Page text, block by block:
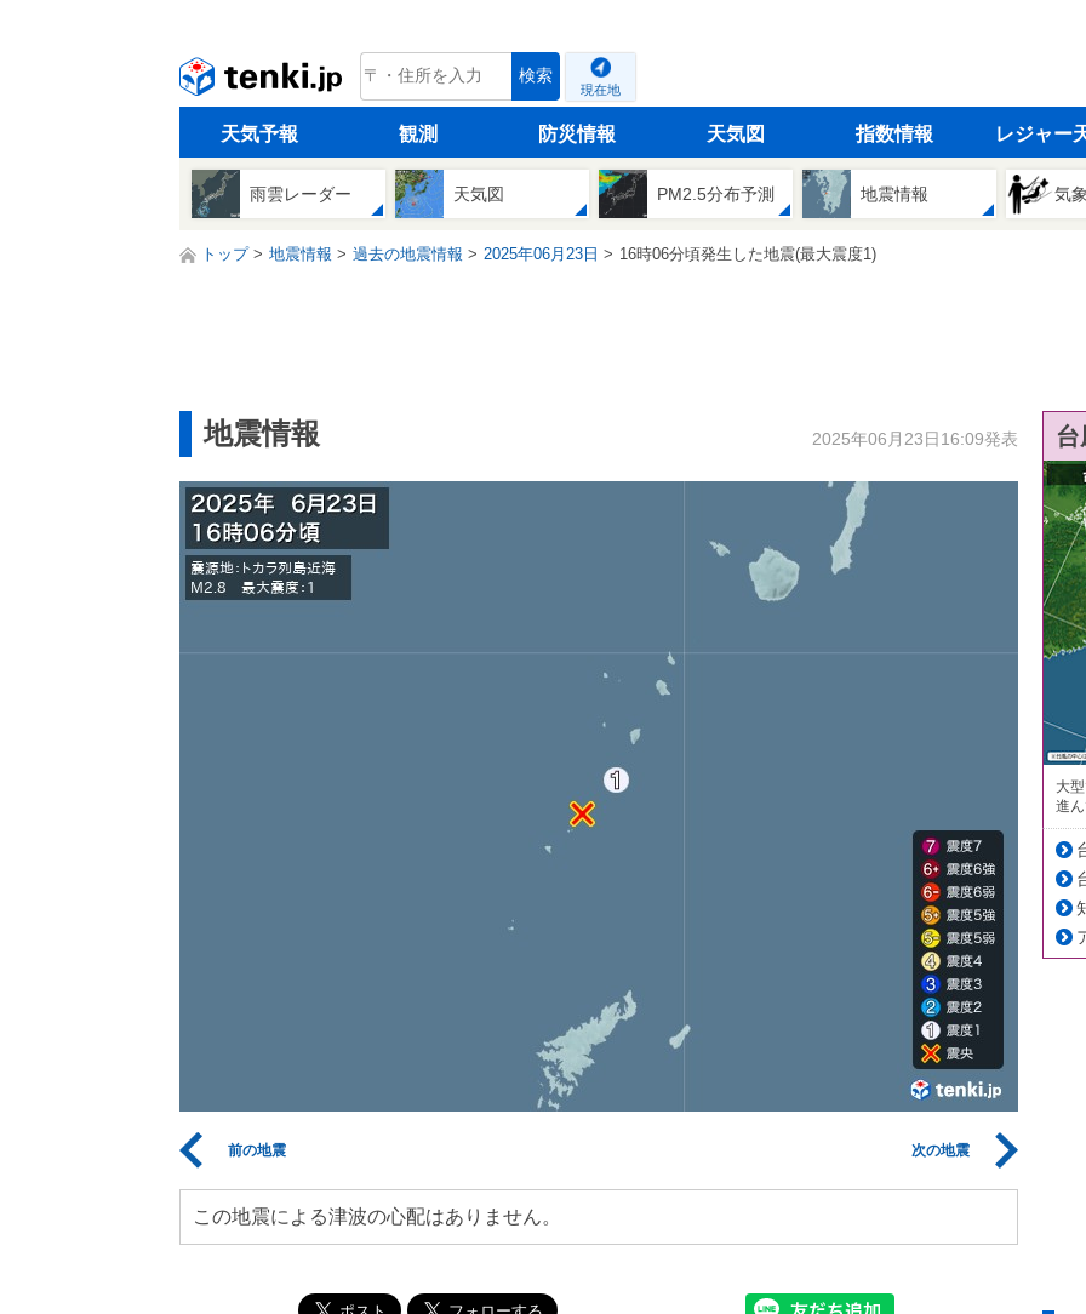
tenki.jp 検索
現在地
天気予報 観測 防災情報 天気図 指数情報 レジャー
雨雲レーダー 天気図 PM2.5分布予測 地震情報 気
トップ 地震情報 過去の地震情報 2025年06月23日 16時06分頃発生した地震(最大震度1)
地震情報 2025年06月23日16:09発表
前の地震 次の地震
この地震による津波の心配はありません。
大
進